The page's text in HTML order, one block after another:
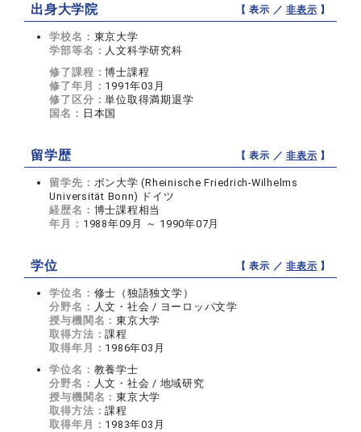
出身大学院 【 表示 ／非表示 】
学校名： 東京大学
学部等名： 人文科学研究科
修了課程：博士課程
修了年月： 1991年03月
修了区分：単位取得満期退学
国名： 日本国
留学歴 【 表示 ／非表示 】
留学先： ボン大学 (Rheinische Friedrich-Wilhelms
Universität Bonn) ドイツ
経歴名： 博士課程相当
年月： 1988年09月 ～ 1990年07月
学位 【 表示 ／非表示 】
学位名： 修士（独語独文学）
分野名： 人文・社会 / ヨーロッパ文学
授与機関名：東京大学
取得方法：課程
取得年月： 1986年03月
学位名： 教養学士
分野名： 人文・社会 / 地域研究
授与機関名：東京大学
取得方法：課程
取得年月： 1983年03月